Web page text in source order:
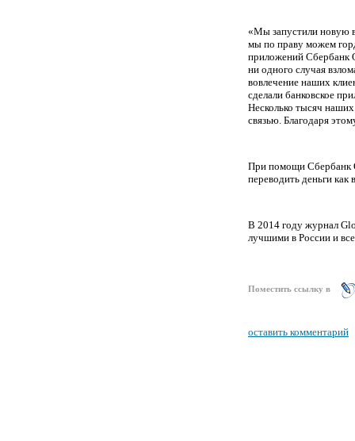
«Мы запустили новую
мы по праву можем
приложений Сбербанк
ни одного случая
вовлечение наших
сделали банковское
Несколько тысяч наших
связью. Благодаря
При помощи Сбербанк
переводить деньги
В 2014 году журнал
лучшими в России и
Поместить ссылку в
оставить комментарий